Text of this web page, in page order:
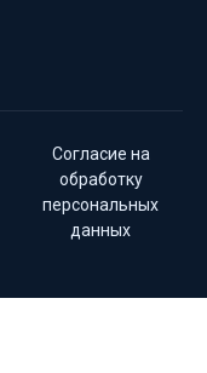
Согласие на
обработку
персональных
данных